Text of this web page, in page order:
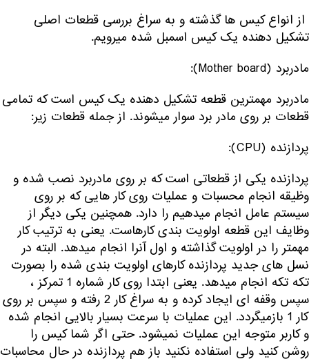
از انواع کیس ها گذشته و به سراغ بررسی قطعات اصلی
تشکیل دهنده یک کیس اسمبل شده میرویم.
مادربرد (Mother board):
مادربرد مهمترین قطعه تشکیل دهنده یک کیس است که تمامی
قطعات بر روی مادر برد سوار میشوند. از جمله قطعات زیر:
پردازنده (CPU):
پردازنده یکی از قطعاتی است که بر روی مادربرد نصب شده و
وظیقه انجام محسبات و عملیات روی کار هایی که بر روی
سیستم عامل انجام میدهیم را دارد. همچنین یکی دیگر از
وظایف این قطعه اولویت بندی کارهاست. یعنی به ترتیب کار
مهمتر را در اولویت گذاشته و اول آنرا انجام میدهد. البته در
نسل های جدید پردازنده کارهای اولویت بندی شده را بصورت
تکه تکه انجام میدهد. یعنی ابتدا روی کار شماره 1 تمرکز ،
سپس وقفه ای ایجاد کرده و به سراغ کار 2 رفته و سپس بر روی
کار 1 بازمیگردد. این عملیات با سرعت بسیار بالایی انجام شده
و کاربر متوجه این عملیات نمیشود. حتی اگر شما کیس را
روشن کنید ولی استفاده نکنید باز هم پردازنده در حال محاسبات